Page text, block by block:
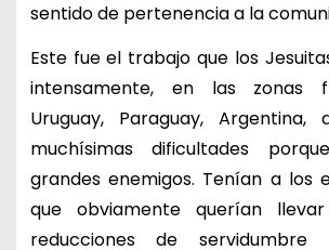
sentido de pertenencia a la
Este fue el trabajo que los
intensamente, en las zonas
Uruguay, Paraguay, Argentina,
muchísimas dificultades
grandes enemigos. Tenían a los
que obviamente querían
reducciones de